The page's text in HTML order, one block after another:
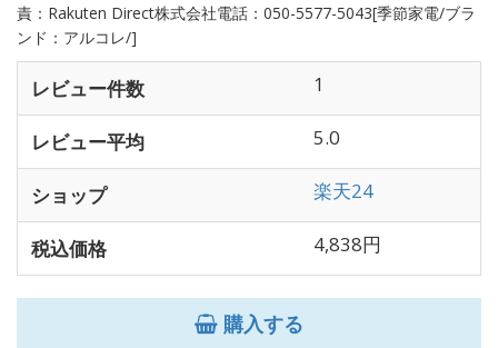
責：Rakuten Direct株式会社電話：050-5577-5043[季節家電/ブラ
ンド：アルコレ/]
レビュー件数 1
レビュー平均 5.0
ショップ 楽天24
税込価格 4,838円
購入する